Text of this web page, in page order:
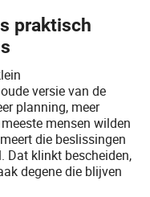
praktisch
versie van de
planning, meer
mensen wilden
die beslissingen
Dat klinkt bescheiden,
degene die blijven